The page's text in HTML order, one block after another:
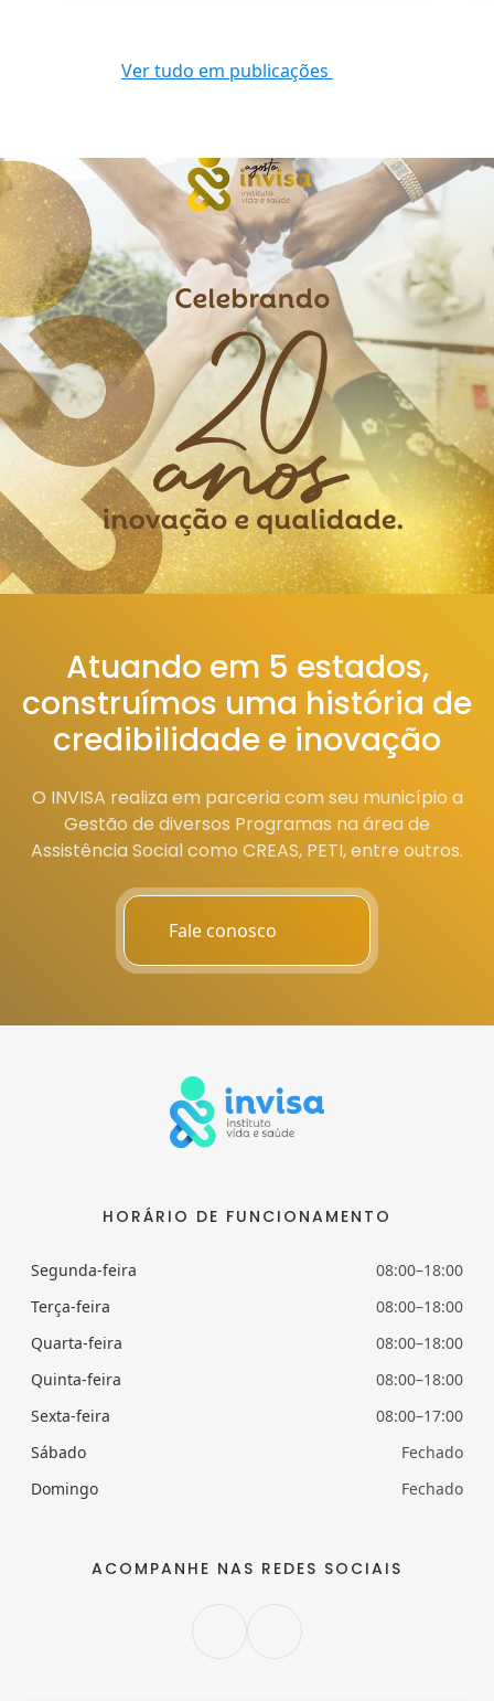
Ver tudo em publicações
Atuando em 5 estados,
construímos uma história de
credibilidade e inovação
O INVISA realiza em parceria com seu município a
Gestão de diversos Programas na área de
Assistência Social como CREAS, PETI, entre outros.
Fale conosco
HORÁRIO DE FUNCIONAMENTO
Segunda-feira
08:00–18:00
Terça-feira
08:00–18:00
Quarta-feira
08:00–18:00
Quinta-feira
08:00–18:00
Sexta-feira
08:00–17:00
Sábado
Fechado
Domingo
Fechado
ACOMPANHE NAS REDES SOCIAIS